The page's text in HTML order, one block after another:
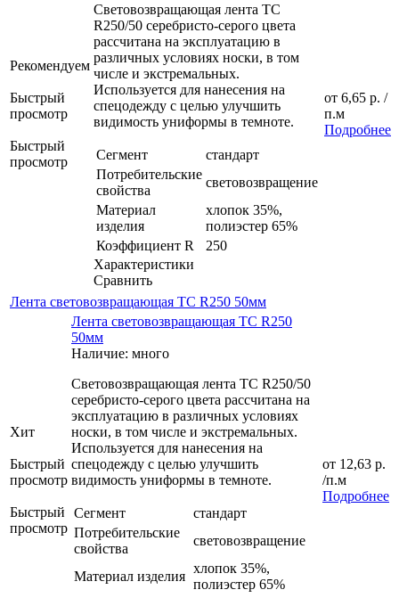
Рекомендуем
Быстрый
просмотр
Быстрый
просмотр
Световозвращающая лента TC
R250/50 серебристо-серого цвета
рассчитана на эксплуатацию в
различных условиях носки, в том
числе и экстремальных.
Используется для нанесения на
спецодежду с целью улучшить
видимость униформы в темноте.
Сегмент
стандарт
Потребительские
свойства
световозвращение
Материал
изделия
хлопок 35%,
полиэстер 65%
Коэффициент R
250
Характеристики
Сравнить
от 6,65 р. /
п.м
Подробнее
Лента световозвращающая ТС R250 50мм
Хит
Быстрый
просмотр
Быстрый
просмотр
Лента световозвращающая ТС R250
50мм
Наличие: много
Световозвращающая лента TC R250/50
серебристо-серого цвета рассчитана на
эксплуатацию в различных условиях
носки, в том числе и экстремальных.
Используется для нанесения на
спецодежду с целью улучшить
видимость униформы в темноте.
Сегмент
стандарт
Потребительские
свойства
световозвращение
Материал изделия
хлопок 35%,
полиэстер 65%
от 12,63 р.
/п.м
Подробнее